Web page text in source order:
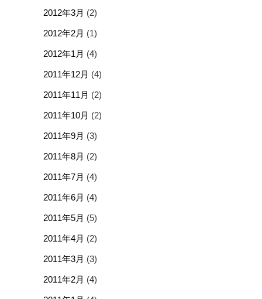
2012年3月 (2)
2012年2月 (1)
2012年1月 (4)
2011年12月 (4)
2011年11月 (2)
2011年10月 (2)
2011年9月 (3)
2011年8月 (2)
2011年7月 (4)
2011年6月 (4)
2011年5月 (5)
2011年4月 (2)
2011年3月 (3)
2011年2月 (4)